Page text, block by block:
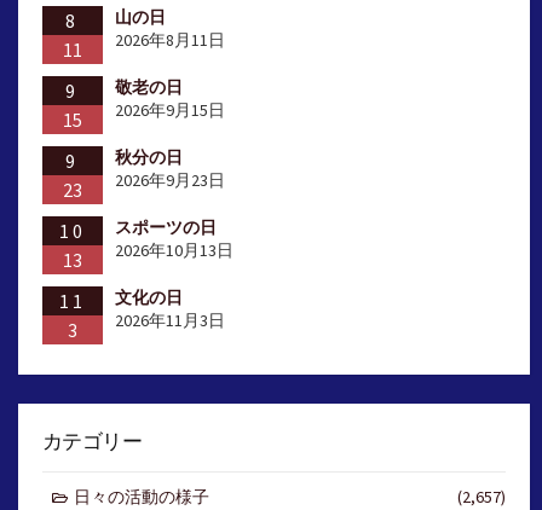
8
11
山の日
2026年8月11日
9
15
敬老の日
2026年9月15日
9
23
秋分の日
2026年9月23日
10
13
スポーツの日
2026年10月13日
11
3
文化の日
2026年11月3日
カテゴリー
日々の活動の様子 (2,657)